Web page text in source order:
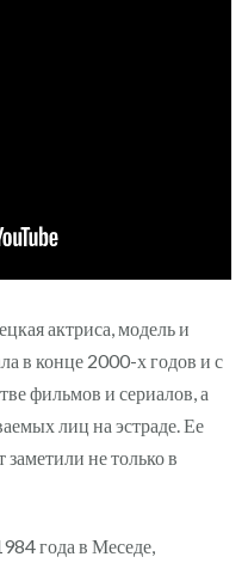
актриса, модель и
в конце 2000-х годов и с
фильмов и сериалов, а
лиц на эстраде. Ее
не только в
года в Меседе,